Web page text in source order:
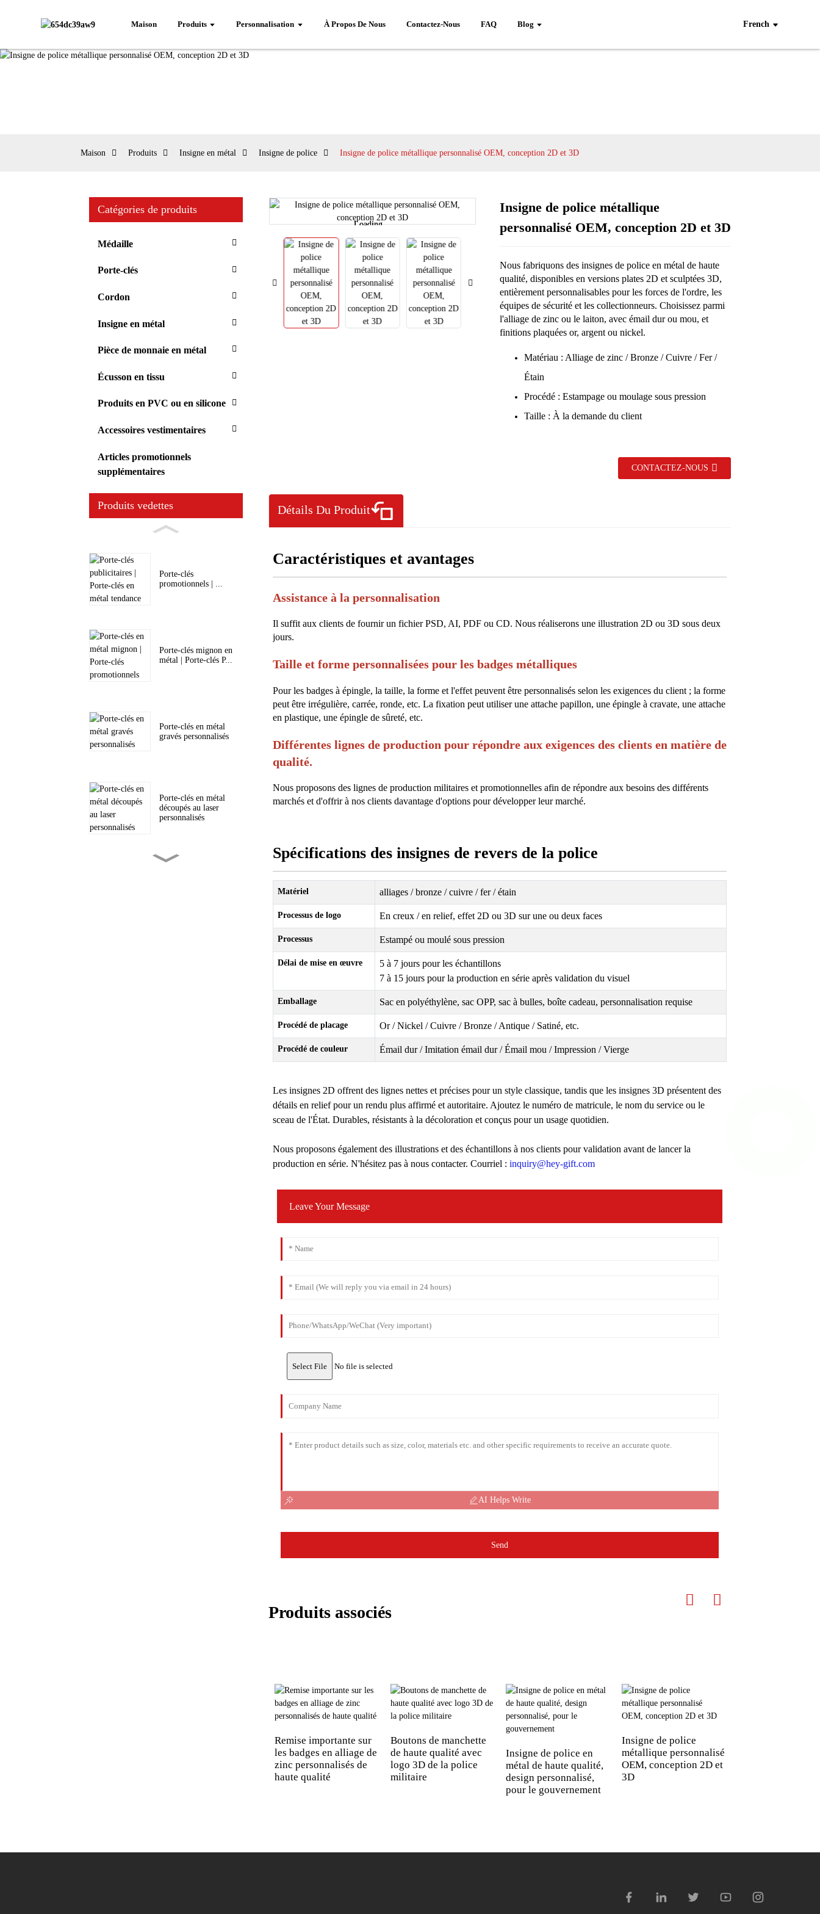
Maison Produits Personnalisation À Propos De Nous Contactez-Nous FAQ Blog French
Maison Produits Insigne en métal Insigne de police Insigne de police métallique personnalisé OEM, conception 2D et 3D
Catégories de produits
Médaille
Porte-clés
Cordon
Insigne en métal
Pièce de monnaie en métal
Écusson en tissu
Produits en PVC ou en silicone
Accessoires vestimentaires
Articles promotionnels
supplémentaires
Produits vedettes
Porte-clés
promotionnels | ...
Porte-clés mignon en
métal | Porte-clés P...
Porte-clés en métal
gravés personnalisés
Porte-clés en métal
découpés au laser
personnalisés
Loading...
Loading... Loading...
Loading... Loading...
Loading...
Insigne de police métallique
personnalisé OEM, conception 2D et 3D
Nous fabriquons des insignes de police en métal de haute
qualité, disponibles en versions plates 2D et sculptées 3D,
entièrement personnalisables pour les forces de l'ordre, les
équipes de sécurité et les collectionneurs. Choisissez parmi
l'alliage de zinc ou le laiton, avec émail dur ou mou, et
finitions plaquées or, argent ou nickel.
Matériau : Alliage de zinc / Bronze / Cuivre / Fer /
Étain
Procédé : Estampage ou moulage sous pression
Taille : À la demande du client
CONTACTEZ-NOUS
Détails Du Produit
Caractéristiques et avantages
Assistance à la personnalisation
Il suffit aux clients de fournir un fichier PSD, AI, PDF ou CD. Nous réaliserons une illustration 2D ou 3D sous deux
jours.
Taille et forme personnalisées pour les badges métalliques
Pour les badges à épingle, la taille, la forme et l'effet peuvent être personnalisés selon les exigences du client ; la forme
peut être irrégulière, carrée, ronde, etc. La fixation peut utiliser une attache papillon, une épingle à cravate, une attache
en plastique, une épingle de sûreté, etc.
Différentes lignes de production pour répondre aux exigences des clients en matière de
qualité.
Nous proposons des lignes de production militaires et promotionnelles afin de répondre aux besoins des différents
marchés et d'offrir à nos clients davantage d'options pour développer leur marché.
Spécifications des insignes de revers de la police
Matériel alliages / bronze / cuivre / fer / étain
Processus de logo En creux / en relief, effet 2D ou 3D sur une ou deux faces
Processus Estampé ou moulé sous pression
Délai de mise en œuvre
5 à 7 jours pour les échantillons
7 à 15 jours pour la production en série après validation du visuel
Emballage Sac en polyéthylène, sac OPP, sac à bulles, boîte cadeau, personnalisation requise
Procédé de placage Or / Nickel / Cuivre / Bronze / Antique / Satiné, etc.
Procédé de couleur Émail dur / Imitation émail dur / Émail mou / Impression / Vierge
Les insignes 2D offrent des lignes nettes et précises pour un style classique, tandis que les insignes 3D présentent des
détails en relief pour un rendu plus affirmé et autoritaire. Ajoutez le numéro de matricule, le nom du service ou le
sceau de l'État. Durables, résistants à la décoloration et conçus pour un usage quotidien.
Nous proposons également des illustrations et des échantillons à nos clients pour validation avant de lancer la
production en série. N'hésitez pas à nous contacter. Courriel : inquiry@hey-gift.com
Leave Your Message
Select File No file is selected
AI Helps Write
Send
Produits associés
Remise importante sur
les badges en alliage de
zinc personnalisés de
haute qualité
Boutons de manchette
de haute qualité avec
logo 3D de la police
militaire
Insigne de police en
métal de haute qualité,
design personnalisé,
pour le gouvernement
Insigne de police
métallique personnalisé
OEM, conception 2D et
3D